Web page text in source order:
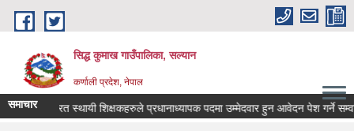
Skip to main content
सिद्ध कुमाख गाउँपालिका, सल्यान
कर्णाली प्रदेश, नेपाल
समाचारकार्यरत स्थायी शिक्षकहरुले प्रधानाध्यापक पदमा उम्मेदवार हुन आवेदन पेश गर्ने